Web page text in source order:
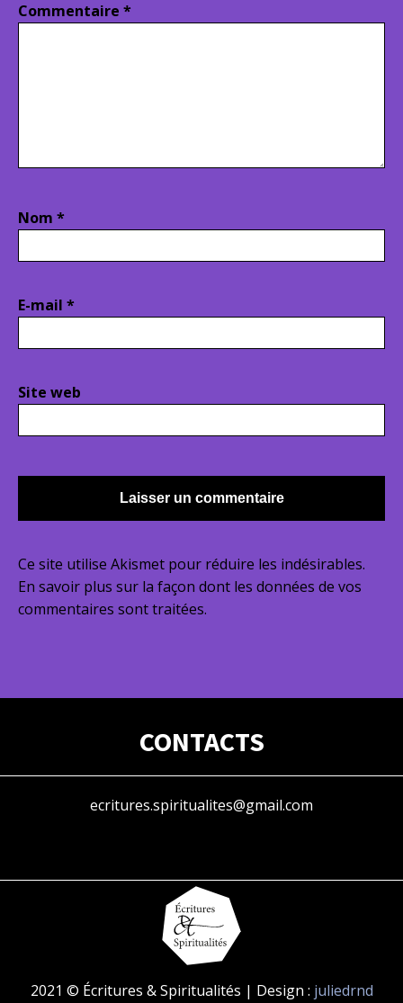
Commentaire *
Nom *
E-mail *
Site web
Ce site utilise Akismet pour réduire les indésirables.
En savoir plus sur la façon dont les données de vos
commentaires sont traitées.
CONTACTS
ecritures.spiritualites@gmail.com
2021 © Écritures & Spiritualités | Design : juliedrnd